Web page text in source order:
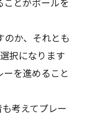
のか、それとも
択になります
を進めること
考えてプレー